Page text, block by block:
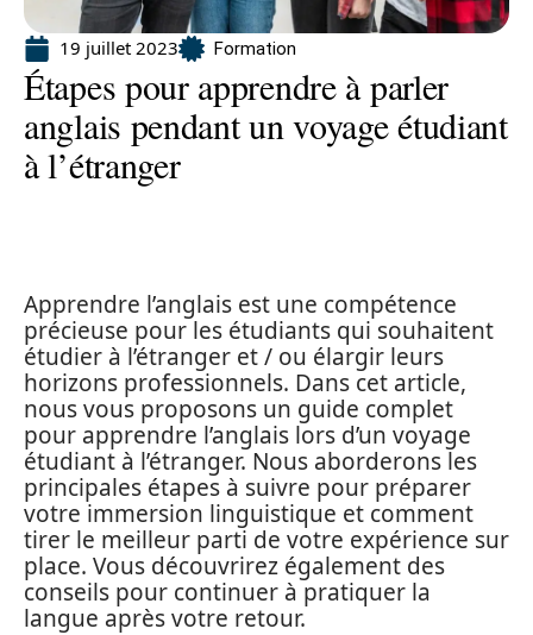
19 juillet 2023 Formation
Étapes pour apprendre à parler
anglais pendant un voyage étudiant
à l’étranger
Apprendre l’anglais est une compétence
précieuse pour les étudiants qui souhaitent
étudier à l’étranger et / ou élargir leurs
horizons professionnels. Dans cet article,
nous vous proposons un guide complet
pour apprendre l’anglais lors d’un voyage
étudiant à l’étranger. Nous aborderons les
principales étapes à suivre pour préparer
votre immersion linguistique et comment
tirer le meilleur parti de votre expérience sur
place. Vous découvrirez également des
conseils pour continuer à pratiquer la
langue après votre retour.